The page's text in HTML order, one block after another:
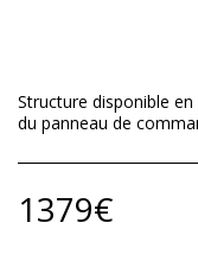
Structure disponible
du panneau de
1379€